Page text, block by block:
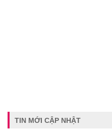
TIN MỚI CẬP NHẬT